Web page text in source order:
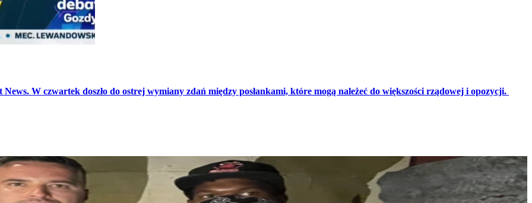
W czwartek doszło do ostrej wymiany zdań między posłankami, które mogą należeć do większości rządowej i opozycji.